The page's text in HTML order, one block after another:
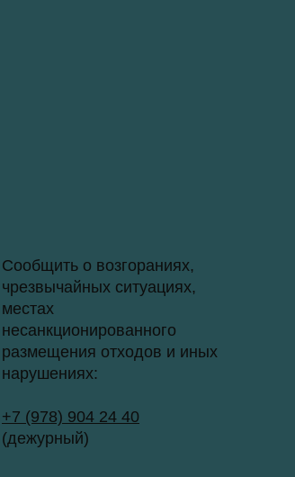
Сообщить о возгораниях,
чрезвычайных ситуациях,
местах
несанкционированного
размещения отходов и иных
нарушениях:
+7 (978) 904 24 40
(дежурный)